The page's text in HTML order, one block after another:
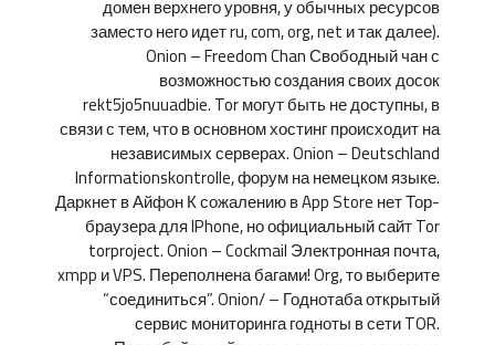
домен верхнего уровня, у обычных ресурсов
заместо него идет ru, com, org, net и так далее).
Onion – Freedom Chan Свободный чан с
возможностью создания своих досок
rekt5jo5nuuadbie. Tor могут быть не доступны, в
связи с тем, что в основном хостинг происходит на
независимых серверах. Onion – Deutschland
Informationskontrolle, форум на немецком языке.
Даркнет в Айфон К сожалению в App Store нет Тор-
браузера для IPhone, но официальный сайт Tor
torproject. Onion – Cockmail Электронная почта,
xmpp и VPS. Переполнена багами! Org, то выберите
“соединиться”. Onion/ – Годнотаба открытый
сервис мониторинга годноты в сети TOR.